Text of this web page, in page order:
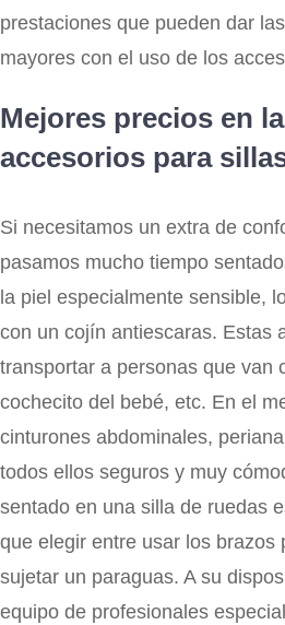
prestaciones que pueden dar
mayores con el uso de los
Mejores precios en
accesorios para
Si necesitamos un extra de
pasamos mucho tiempo
la piel especialmente sensible,
con un cojín antiescaras. Estas
transportar a personas que van
cochecito del bebé, etc. En el
cinturones abdominales,
todos ellos seguros y muy
sentado en una silla de ruedas
que elegir entre usar los brazos
sujetar un paraguas. A su
equipo de profesionales